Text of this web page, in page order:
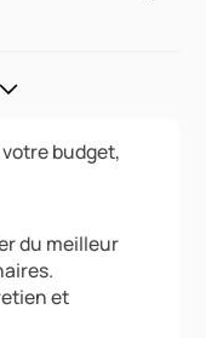
budget,
du meilleur
et